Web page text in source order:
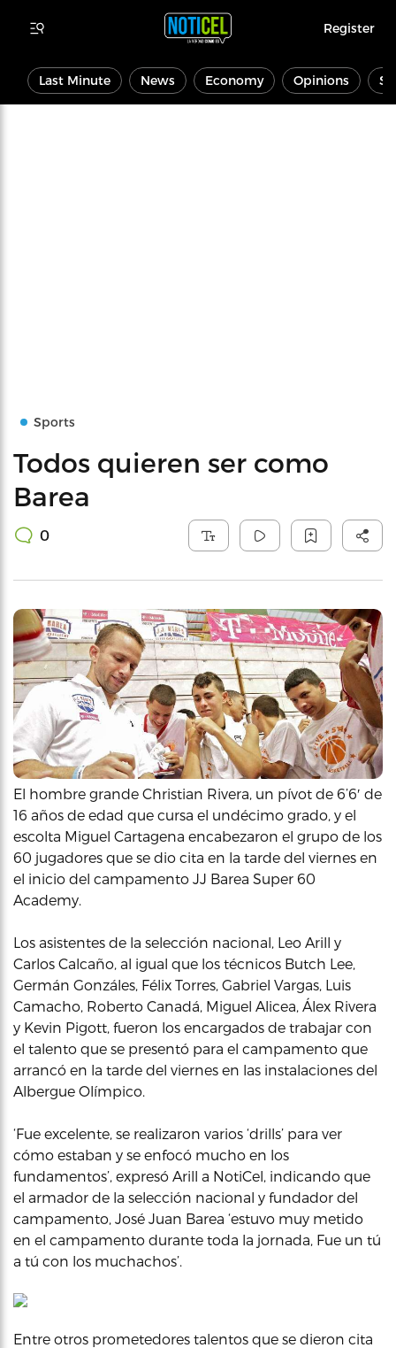
Register
Last Minute News Economy Opinions
Sports
Todos quieren ser como
Barea
0
El hombre grande Christian Rivera, un pívot de 6’6′ de
16 años de edad que cursa el undécimo grado, y el
escolta Miguel Cartagena encabezaron el grupo de los
60 jugadores que se dio cita en la tarde del viernes en
el inicio del campamento JJ Barea Super 60
Academy.
Los asistentes de la selección nacional, Leo Arill y
Carlos Calcaño, al igual que los técnicos Butch Lee,
Germán Gonzáles, Félix Torres, Gabriel Vargas, Luis
Camacho, Roberto Canadá, Miguel Alicea, Álex Rivera
y Kevin Pigott, fueron los encargados de trabajar con
el talento que se presentó para el campamento que
arrancó en la tarde del viernes en las instalaciones del
Albergue Olímpico.
‘Fue excelente, se realizaron varios ‘drills’ para ver
cómo estaban y se enfocó mucho en los
fundamentos’, expresó Arill a NotiCel, indicando que
el armador de la selección nacional y fundador del
campamento, José Juan Barea ‘estuvo muy metido
en el campamento durante toda la jornada, Fue un tú
a tú con los muchachos’.
Entre otros prometedores talentos que se dieron cita